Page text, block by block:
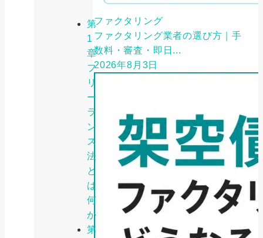
第
1
章
フ
リ
ー
ラ
ン
ス
法
と
は
何
か
第
ファクタリング
ファクタリング業者の選び方｜手
数料・審査・即日...
2026年8月3日